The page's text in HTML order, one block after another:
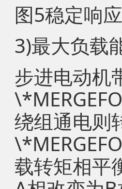
图5稳定响
3)最大负载
步进电动机
绕组通电则
载转矩相平